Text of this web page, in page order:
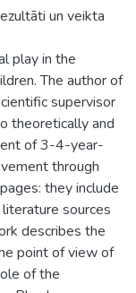
un veikta
play in the
The author of
supervisor
theoretically and
of 3-4-year-
through
they include
sources
describes the
point of view of
of the